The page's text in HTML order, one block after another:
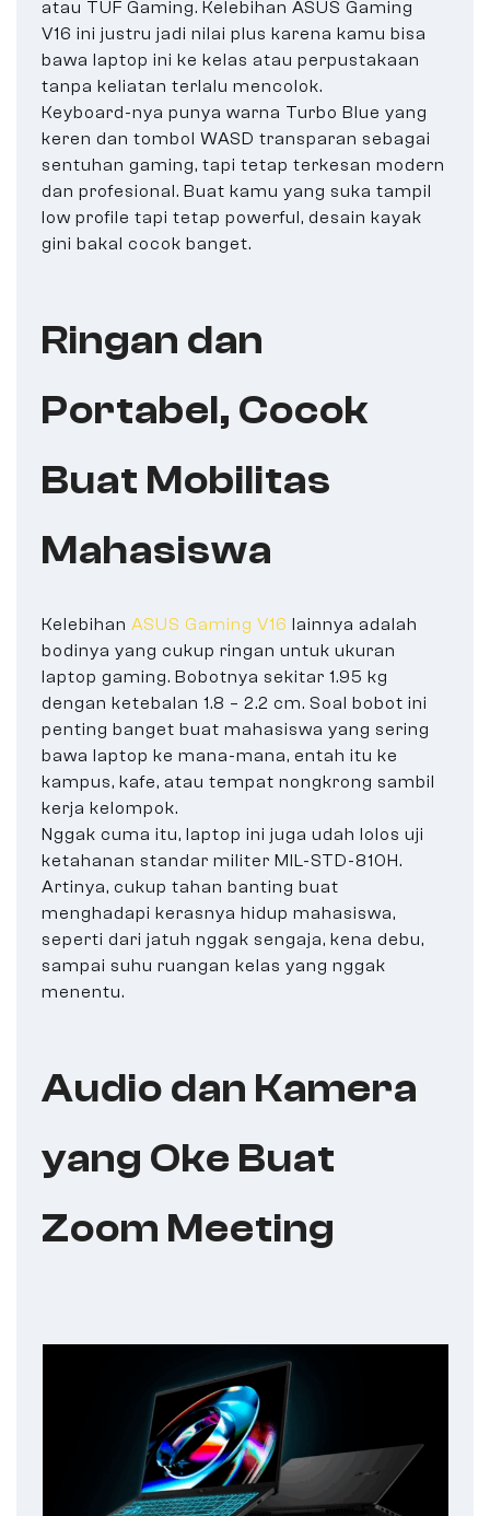
atau TUF Gaming. Kelebihan ASUS Gaming
V16 ini justru jadi nilai plus karena kamu bisa
bawa laptop ini ke kelas atau perpustakaan
tanpa keliatan terlalu mencolok.
Keyboard-nya punya warna Turbo Blue yang
keren dan tombol WASD transparan sebagai
sentuhan gaming, tapi tetap terkesan modern
dan profesional. Buat kamu yang suka tampil
low profile tapi tetap powerful, desain kayak
gini bakal cocok banget.
Ringan dan
Portabel, Cocok
Buat Mobilitas
Mahasiswa
KelebihanASUS Gaming V16
lainnya adalah
bodinya yang cukup ringan untuk ukuran
laptop gaming. Bobotnya sekitar 1.95 kg
dengan ketebalan 1.8 – 2.2 cm. Soal bobot ini
penting banget buat mahasiswa yang sering
bawa laptop ke mana-mana, entah itu ke
kampus, kafe, atau tempat nongkrong sambil
kerja kelompok.
Nggak cuma itu, laptop ini juga udah lolos uji
ketahanan standar militer MIL-STD-810H.
Artinya, cukup tahan banting buat
menghadapi kerasnya hidup mahasiswa,
seperti dari jatuh nggak sengaja, kena debu,
sampai suhu ruangan kelas yang nggak
menentu.
Audio dan Kamera
yang Oke Buat
Zoom Meeting